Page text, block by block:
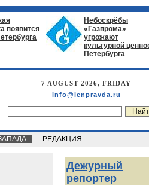
появится
Небоскрёбы
«Газпрома»
угрожают
культурной
Петербурга
7 AUGUST 2026, FRIDAY
info@lenpravda.ru
РЕДАКЦИЯ
Дежурный
репортер